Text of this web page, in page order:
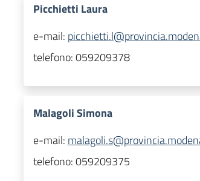
Picchietti Laura
e-mail:
telefono:059209378
Malagoli Simona
e-mail:
telefono:059209375